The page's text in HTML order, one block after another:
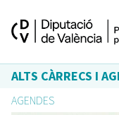
ALTS CÀRRECS I
AGENDES